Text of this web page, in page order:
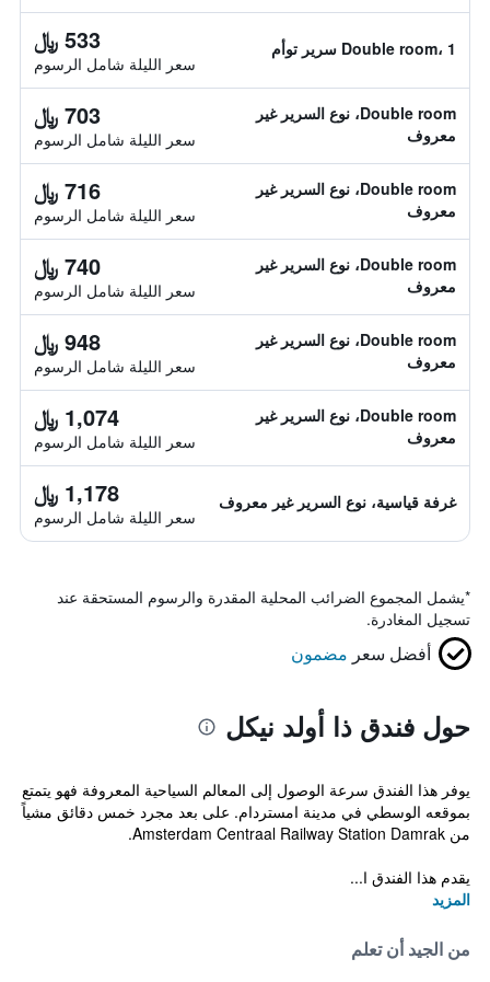
Double room، 1 سرير توأم 533 ﷼
سعر الليلة شامل الرسوم
Double room، نوع السرير غير
معروف
703 ﷼
سعر الليلة شامل الرسوم
Double room، نوع السرير غير
معروف
716 ﷼
سعر الليلة شامل الرسوم
Double room، نوع السرير غير
معروف
740 ﷼
سعر الليلة شامل الرسوم
Double room، نوع السرير غير
معروف
948 ﷼
سعر الليلة شامل الرسوم
Double room، نوع السرير غير
معروف
1,074 ﷼
سعر الليلة شامل الرسوم
غرفة قياسية، نوع السرير غير معروف 1,178 ﷼
سعر الليلة شامل الرسوم
*يشمل المجموع الضرائب المحلية المقدرة والرسوم المستحقة عند
تسجيل المغادرة.
أفضل سعر مضمون
حول فندق ذا أولد نيكل
يوفر هذا الفندق سرعة الوصول إلى المعالم السياحية المعروفة فهو يتمتع
بموقعه الوسطي في مدينة امستردام. على بعد مجرد خمس دقائق مشياً
من Amsterdam Centraal Railway Station Damrak.
يقدم هذا الفندق ا...
المزيد
من الجيد أن تعلم